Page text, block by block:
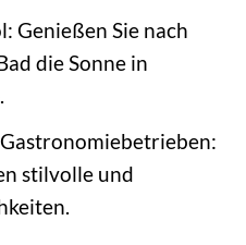
Genießen Sie nach
die Sonne in
stilvolle und